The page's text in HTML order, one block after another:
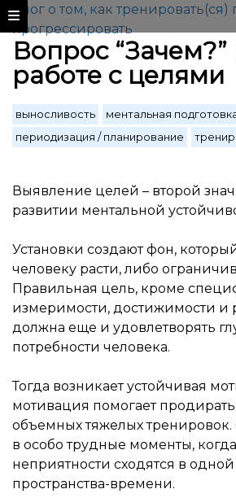
Блог о том, как тренировать(ся)
прогрессировать
Вопрос
работе с целями
выносливость
ментальная
периодизация / планирование
Выявление целей – второй
развитии ментальной
Установки создают фон,
человеку расти, либо
Правильная цель, кроме
измеримости, достижимости и
должна еще и удовлетворять
потребности человека.
Тогда возникает устойчивая
мотивация помогает
объемных тяжелых тренировок.
в особо трудные моменты,
неприятности сходятся в одной
пространства-времени.